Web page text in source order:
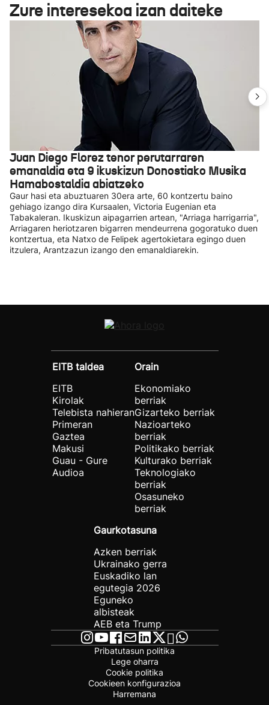
Zure interesekoa izan daiteke
Juan Diego Florez tenor perutarraren
emanaldia eta 9 ikuskizun Donostiako Musika
Hamabostaldia abiatzeko
Gaur hasi eta abuztuaren 30era arte, 60 kontzertu baino
gehiago izango dira Kursaalen, Victoria Eugenian eta
Tabakaleran. Ikuskizun aipagarrien artean, "Arriaga harrigarria",
Arriagaren heriotzaren bigarren mendeurrena gogoratuko duen
kontzertua, eta Natxo de Felipek agertokietara egingo duen
itzulera, Arantzazun izango den emanaldiarekin.
EITB taldea
EITB
Kirolak
Telebista nahieran
Primeran
Gaztea
Makusi
Guau - Gure
Audioa
Orain
Ekonomiako
berriak
Gizarteko berriak
Nazioarteko
berriak
Politikako berriak
Kulturako berriak
Teknologiako
berriak
Osasuneko
berriak
Gaurkotasuna
Azken berriak
Ukrainako gerra
Euskadiko lan
egutegia 2026
Eguneko
albisteak
AEB eta Trump
Pribatutasun politika
Lege oharra
Cookie politika
Cookieen konfigurazioa
Harremana